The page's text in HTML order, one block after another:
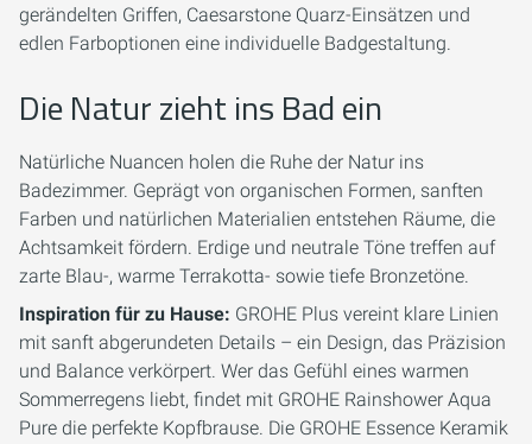
gerändelten Griffen, Caesarstone Quarz-Einsätzen und
edlen Farboptionen eine individuelle Badgestaltung.
Die Natur zieht ins Bad ein
Natürliche Nuancen holen die Ruhe der Natur ins
Badezimmer. Geprägt von organischen Formen, sanften
Farben und natürlichen Materialien entstehen Räume, die
Achtsamkeit fördern. Erdige und neutrale Töne treffen auf
zarte Blau-, warme Terrakotta- sowie tiefe Bronzetöne.
Inspiration für zu Hause: GROHE Plus vereint klare Linien
mit sanft abgerundeten Details – ein Design, das Präzision
und Balance verkörpert. Wer das Gefühl eines warmen
Sommerregens liebt, findet mit GROHE Rainshower Aqua
Pure die perfekte Kopfbrause. Die GROHE Essence Keramik